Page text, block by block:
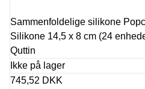
Sammenfoldelige silikone
Silikone 14,5 x 8 cm (24
Quttin
Ikke på lager
745,52 DKK